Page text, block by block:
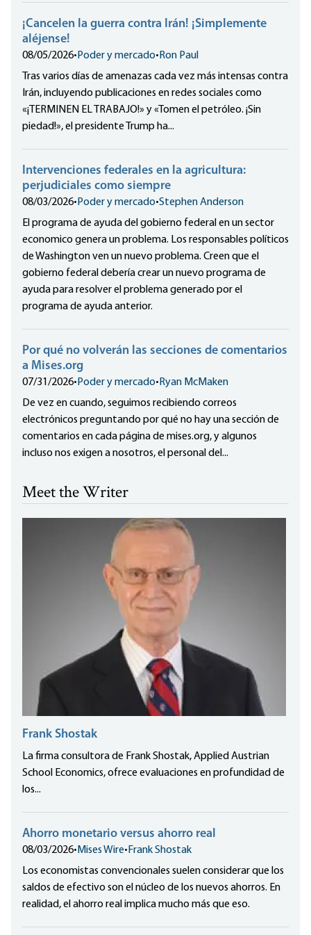
¡Cancelen la guerra contra Irán! ¡Simplemente
aléjense!
08/05/2026• Poder y mercado• Ron Paul
Tras varios días de amenazas cada vez más intensas contra
Irán, incluyendo publicaciones en redes sociales como
«¡TERMINEN EL TRABAJO!» y «Tomen el petróleo. ¡Sin
piedad!», el presidente Trump ha...
Intervenciones federales en la agricultura:
perjudiciales como siempre
08/03/2026• Poder y mercado•Stephen Anderson
El programa de ayuda del gobierno federal en un sector
economico genera un problema. Los responsables políticos
de Washington ven un nuevo problema. Creen que el
gobierno federal debería crear un nuevo programa de
ayuda para resolver el problema generado por el
programa de ayuda anterior.
Por qué no volverán las secciones de comentarios
a Mises.org
07/31/2026• Poder y mercado• Ryan McMaken
De vez en cuando, seguimos recibiendo correos
electrónicos preguntando por qué no hay una sección de
comentarios en cada página de mises.org, y algunos
incluso nos exigen a nosotros, el personal del...
Meet the Writer
Frank Shostak
La firma consultora de Frank Shostak, Applied Austrian
School Economics, ofrece evaluaciones en profundidad de
los...
Ahorro monetario versus ahorro real
08/03/2026• Mises Wire• Frank Shostak
Los economistas convencionales suelen considerar que los
saldos de efectivo son el núcleo de los nuevos ahorros. En
realidad, el ahorro real implica mucho más que eso.